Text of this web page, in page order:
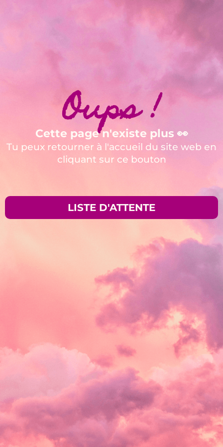
Oups !
Cette page n'existe plus 👀
Tu peux retourner à l'accueil du site web en
cliquant sur ce bouton
LISTE D'ATTENTE